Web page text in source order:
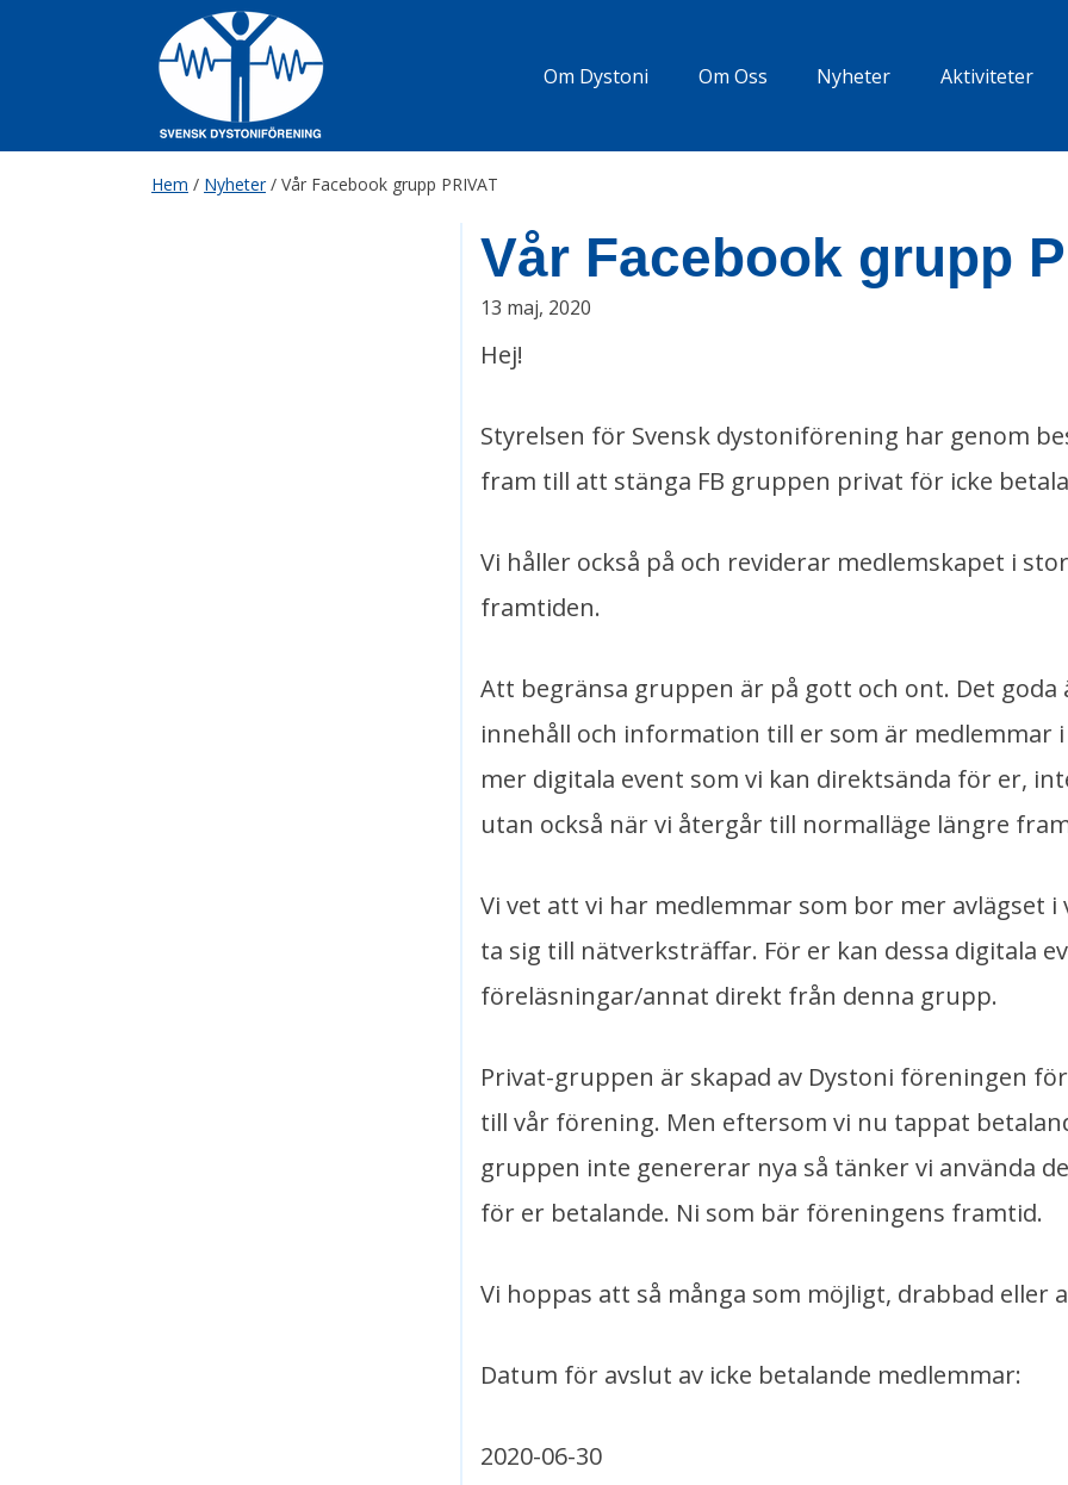
Om Dystoni Om Oss Nyheter Aktiviteter
Hem / Nyheter/ Vår Facebook grupp PRIVAT
Vår Facebook grupp
13 maj, 2020
Hej!
Styrelsen för Svensk dystoniförening har genom
fram till att stänga FB gruppen privat för icke
Vi håller också på och reviderar medlemskapet i
framtiden.
Att begränsa gruppen är på gott och ont. Det
innehåll och information till er som är medlemmar
mer digitala event som vi kan direktsända för er,
utan också när vi återgår till normalläge längre
Vi vet att vi har medlemmar som bor mer avlägset
ta sig till nätverksträffar. För er kan dessa digitala
föreläsningar/annat direkt från denna grupp.
Privat-gruppen är skapad av Dystoni föreningen
till vår förening. Men eftersom vi nu tappat
gruppen inte genererar nya så tänker vi använda
för er betalande. Ni som bär föreningens framtid.
Vi hoppas att så många som möjligt, drabbad eller
Datum för avslut av icke betalande medlemmar:
2020-06-30